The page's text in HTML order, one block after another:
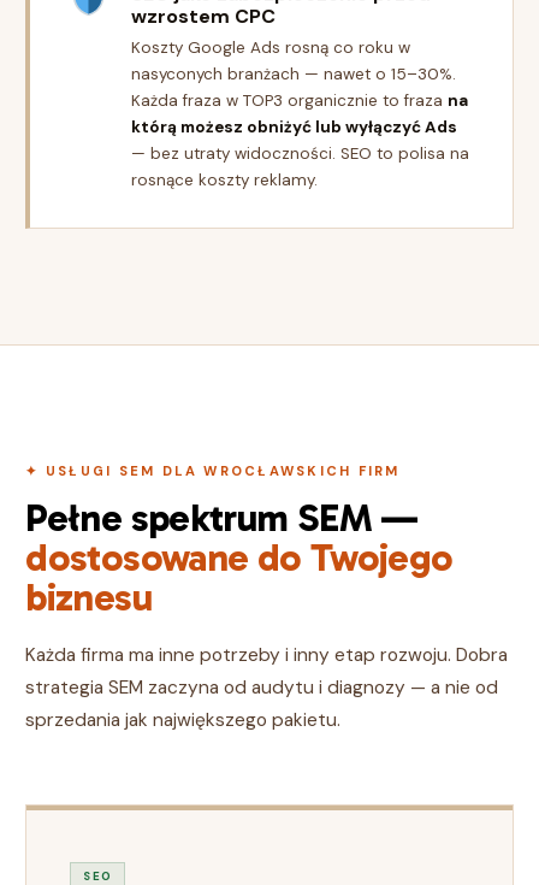
wzrostem CPC
Koszty Google Ads rosną co roku w
nasyconych branżach — nawet o 15–30%.
Każda fraza w TOP3 organicznie to fraza na
którą możesz obniżyć lub wyłączyć Ads
— bez utraty widoczności. SEO to polisa na
rosnące koszty reklamy.
✦ USŁUGI SEM DLA WROCŁAWSKICH FIRM
Pełne spektrum SEM —
dostosowane do Twojego
biznesu
Każda firma ma inne potrzeby i inny etap rozwoju. Dobra
strategia SEM zaczyna od audytu i diagnozy — a nie od
sprzedania jak największego pakietu.
SEO